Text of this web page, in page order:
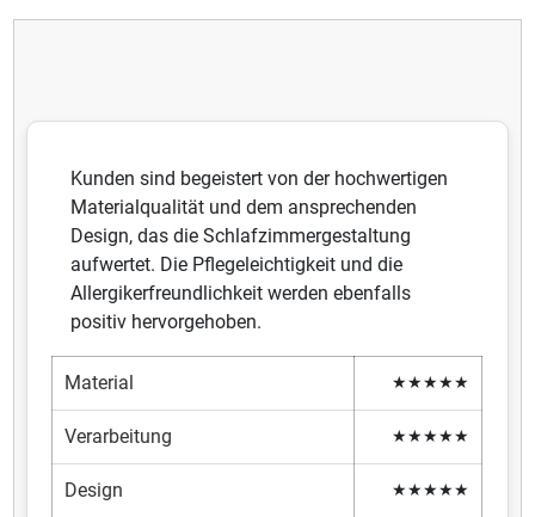
Kunden sind begeistert von der hochwertigen
Materialqualität und dem ansprechenden
Design, das die Schlafzimmergestaltung
aufwertet. Die Pflegeleichtigkeit und die
Allergikerfreundlichkeit werden ebenfalls
positiv hervorgehoben.
Material ★★★★★
Verarbeitung ★★★★★
Design ★★★★★